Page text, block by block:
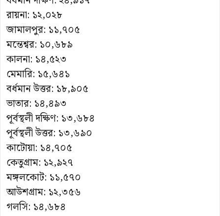
রায়না: ১২,০২৮
জামালপুর: ১১,৭০৫
মন্তেশ্বর: ১০,৬৮৯
কালনা: ১৪,৫২৩
মেমারি: ১৫,৬৪১
বর্ধমান উত্তর: ১৮,৯০৫
ভাতার: ১৪,৪৯৩
পূর্বস্থলী দক্ষিণ: ১৩,৬৮৪
পূর্বস্থলী উত্তর: ১৩,৬৯০
কাটোয়া: ১৪,৭০৫
কেতুগ্রাম: ১২,৯২৭
মঙ্গলকোট: ১১,৫৭০
আউশগ্রাম: ১২,৩৫৬
গলসি: ১৪,৬৮৪